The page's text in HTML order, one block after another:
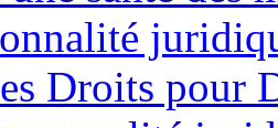
Droits pour